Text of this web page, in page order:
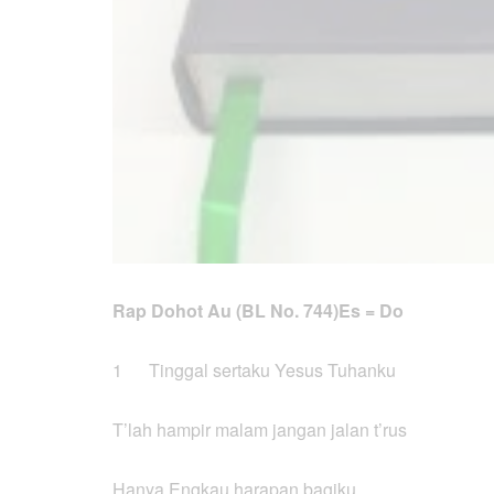
Rap Dohot Au (BL No. 744)Es = Do
1 Tinggal sertaku Yesus Tuhanku
T’lah hampir malam jangan jalan t’rus
Hanya Engkau harapan bagiku